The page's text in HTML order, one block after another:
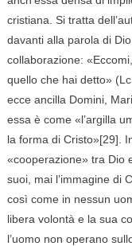
cristiana. Si tratta
davanti alla parola di
collaborazione:
quello che hai detto»
ecce ancilla Domini,
essa è come «l’argilla
la forma di Cristo»[29].
«cooperazione» tra Dio
suoi, mai l’immagine di
così come in nessun
libera volontà e la sua
l’uomo non operano